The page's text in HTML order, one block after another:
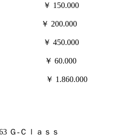
150.000
200.000
450.000
￥ 60.000
Ｇ-Ｃｌａｓｓ